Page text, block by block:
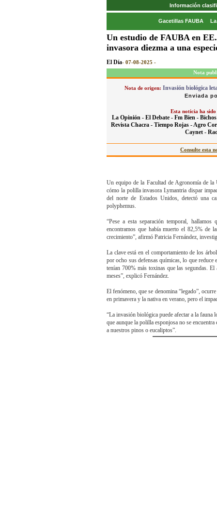
Información
Gacetillas FAUBA
Un estudio de FAUBA en
invasora diezma a una
El Día- 07-08-2025 -
Nota
Nota de origen: Invasión biológica
Enviada
Esta noticia ha
La Opinión - El Debate - Fm Bien -
Revista Chacra - Tiempo Rojas -Agro
Caynet -
Consulte esta
Un equipo de la Facultad de Agronomía de
cómo la polilla invasora Lymantria dispar
del norte de Estados Unidos, detectó una
polyphemus.
“Pese a esta separación temporal,
encontramos que había muerto el 82,5% de
crecimiento”, afirmó Patricia Fernández,
La clave está en el comportamiento de los
por ocho sus defensas químicas, lo que
tenían 700% más toxinas que las segundas.
meses”, explicó Fernández.
El fenómeno, que se denomina “legado”,
en primavera y la nativa en verano, pero el
“La invasión biológica puede afectar a la
que aunque la polilla esponjosa no se
a nuestros pinos o eucaliptos”.